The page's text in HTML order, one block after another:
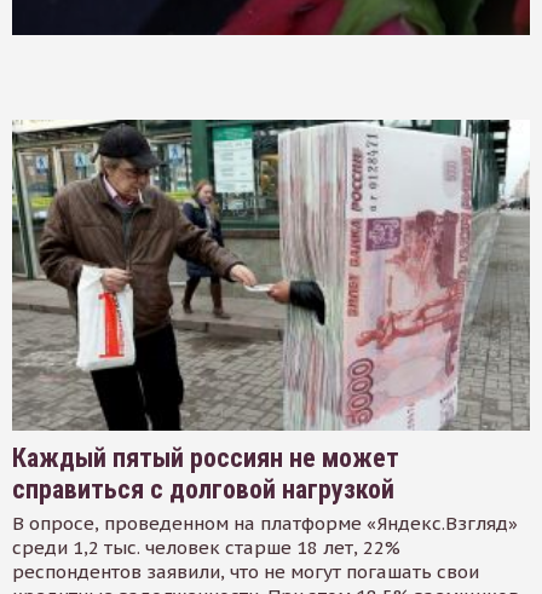
Каждый пятый россиян не может
справиться с долговой нагрузкой
В опросе, проведенном на платформе «Яндекс.Взгляд»
среди 1,2 тыс. человек старше 18 лет, 22%
респондентов заявили, что не могут погашать свои